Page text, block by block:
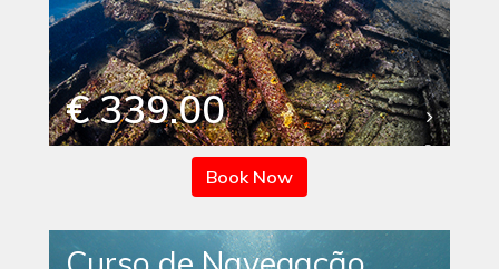
€ 339.00
Book Now